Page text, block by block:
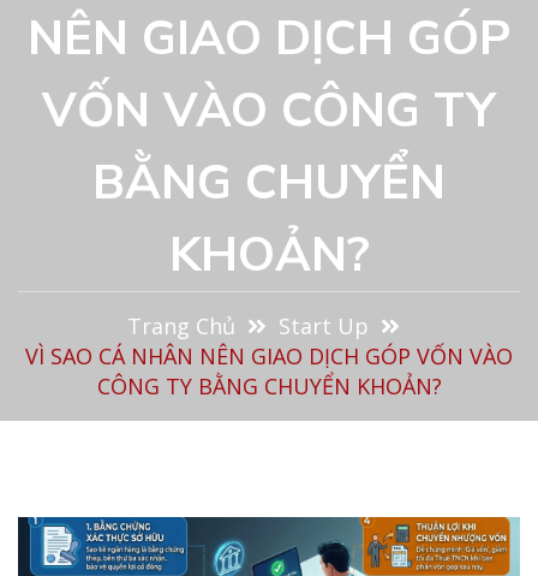
NÊN GIAO DỊCH GÓP
VỐN VÀO CÔNG TY
BẰNG CHUYỂN
KHOẢN?
Trang Chủ
Start Up
VÌ SAO CÁ NHÂN NÊN GIAO DỊCH GÓP VỐN VÀO
CÔNG TY BẰNG CHUYỂN KHOẢN?